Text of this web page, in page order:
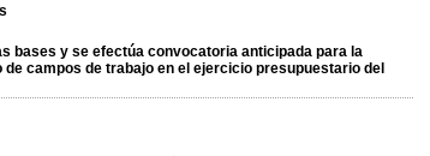
bases y se efectúa convocatoria anticipada para la
campos de trabajo en el ejercicio presupuestario del